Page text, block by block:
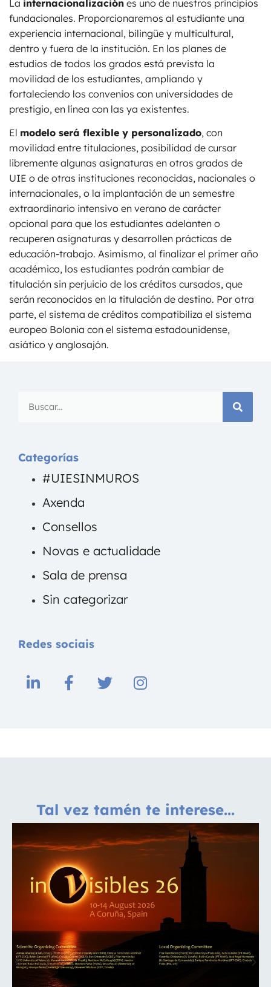
La internacionalización es uno de nuestros principios
fundacionales. Proporcionaremos al estudiante una
experiencia internacional, bilingüe y multicultural,
dentro y fuera de la institución. En los planes de
estudios de todos los grados está prevista la
movilidad de los estudiantes, ampliando y
fortaleciendo los convenios con universidades de
prestigio, en línea con las ya existentes.
El modelo será flexible y personalizado, con
movilidad entre titulaciones, posibilidad de cursar
libremente algunas asignaturas en otros grados de
UIE o de otras instituciones reconocidas, nacionales o
internacionales, o la implantación de un semestre
extraordinario intensivo en verano de carácter
opcional para que los estudiantes adelanten o
recuperen asignaturas y desarrollen prácticas de
educación-trabajo. Asimismo, al finalizar el primer año
académico, los estudiantes podrán cambiar de
titulación sin perjuicio de los créditos cursados, que
serán reconocidos en la titulación de destino. Por otra
parte, el sistema de créditos compatibiliza el sistema
europeo Bolonia con el sistema estadounidense,
asiático y anglosajón.
Categorías
#UIESINMUROS
Axenda
Consellos
Novas e actualidade
Sala de prensa
Sin categorizar
Redes sociais
Tal vez tamén te interese...